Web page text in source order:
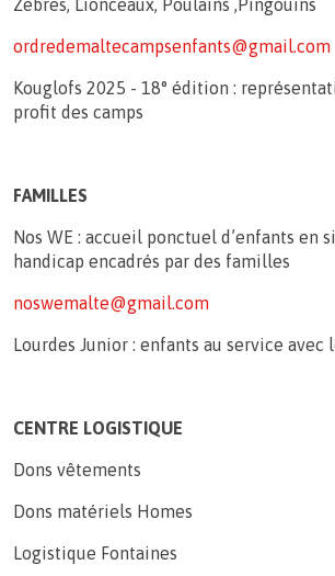
Zèbres, Lionceaux, Poulains ,Pingouins
ordredemaltecampsenfants@gmail.com
Kouglofs 2025 - 18° édition :
profit des camps
FAMILLES
Nos WE : accueil ponctuel d’enfants en
handicap encadrés par des familles
noswemalte@gmail.com
Lourdes Junior : enfants au service avec
CENTRE LOGISTIQUE
Dons vêtements
Dons matériels Homes
Logistique Fontaines